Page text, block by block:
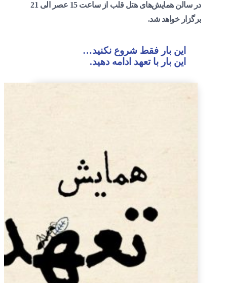
در سالن همایش‌های هتل قلب از ساعت 15 عصر الی 21
برگزار خواهد شد.
این بار فقط شروع نکنید…
این بار با تعهد ادامه دهید.